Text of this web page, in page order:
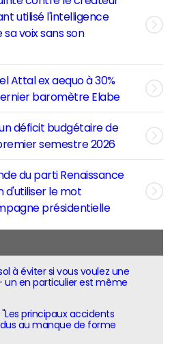
utilisé l'intelligence
voix sans son
Attal ex aequo à 30%
baromètre Elabe
déficit budgétaire de
semestre 2026
du parti Renaissance
d'utiliser le mot
présidentielle
à éviter si vous voulez une
en particulier est même
principaux accidents
au manque de forme